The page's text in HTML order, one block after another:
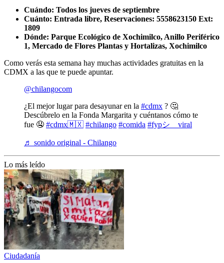
Cuándo: Todos los jueves de septiembre
Cuánto: Entrada libre, Reservaciones: 5558623150 Ext:
1809
Dónde: Parque Ecológico de Xochimilco, Anillo Periférico
1, Mercado de Flores Plantas y Hortalizas, Xochimilco
Como verás esta semana hay muchas actividades gratuitas en la
CDMX a las que te puede apuntar.
@chilangocom
¿El mejor lugar para desayunar en la #cdmx ? 🤔
Descúbrelo en la Fonda Margarita y cuéntanos cómo te
fue 🤤 #cdmx🇲🇽 #chilango #comida #fypシ゚viral
♬ sonido original - Chilango
Lo más leído
Ciudadanía